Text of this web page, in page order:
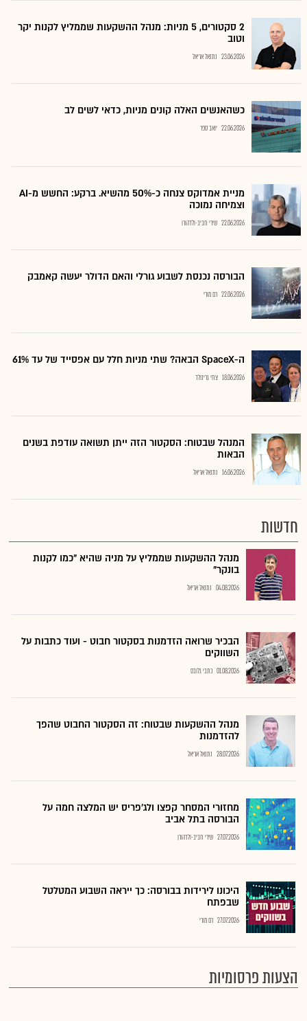
2 סקטורים, 5 מניות: מנהל ההשקעות שממליץ לקנות יקר
וטוב
23.06.2026 נתנאל אריאל
כשהאנשים האלה קונים מניות, כדאי לשים לב
22.06.2026 יואב ספר
מניית אמדוקס צנחה כ-50% מהשיא. ברקע: החשש מ-AI
וצמיחה נמוכה
22.06.2026 שירי חביב-ולדהורן
הבורסה נכנסת לשבוע גורלי והאם הדולר יעשה קאמבק
22.06.2026 רם מורי
ה-SpaceX הבאה? שתי מניות חלל עם אפסייד של עד 61%
18.06.2026 צחי גרינולד
המנהל שבטוח: הסקטור הזה ייתן תשואה עודפת בשנים
הבאות
16.06.2026 נתנאל אריאל
חדשות
מנהל ההשקעות שממליץ על מניה שהיא "כמו לקנות
בונקר"
04.08.2026 נתנאל אריאל
הבכיר שרואה הזדמנות בסקטור חבוט - ועוד כתבות על
השווקים
01.08.2026 כתבי גלובס
מנהל ההשקעות שבטוח: זה הסקטור החבוט שהפך
להזדמנות
28.07.2026 נתנאל אריאל
מחזורי המסחר קפצו ולג'פריס יש המלצה חמה על
הבורסה בתל אביב
27.07.2026 שירי חביב-ולדהורן
היכונו לירידות בבורסה: כך ייראה השבוע המטלטל
שבפתח
27.07.2026 רם מורי
הצעות פרסומיות